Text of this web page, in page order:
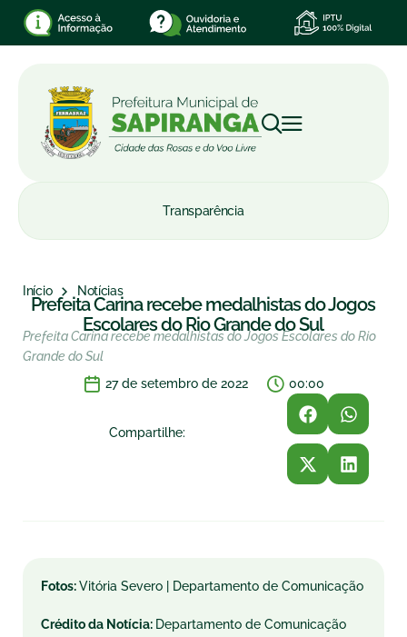
Transparência
Início Notícias
Prefeita Carina recebe medalhistas do Jogos
Escolares do Rio Grande do Sul
Prefeita Carina recebe medalhistas do Jogos Escolares do Rio
Grande do Sul
27 de setembro de 2022
00:00
Compartilhe:
Fotos:Vitória Severo | Departamento de Comunicação
Crédito da Notícia: Departamento de Comunicação